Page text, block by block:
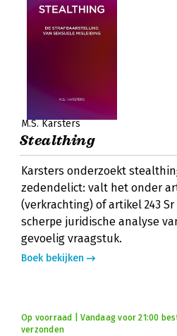
M.S. Karsters
Stealthing
Karsters onderzoekt
zedendelict: valt het onder
(verkrachting) of artikel 243 Sr
scherpe juridische analyse
gevoelig vraagstuk.
Boek bekijken
Op voorraad | Vandaag voor 21:00
verzonden